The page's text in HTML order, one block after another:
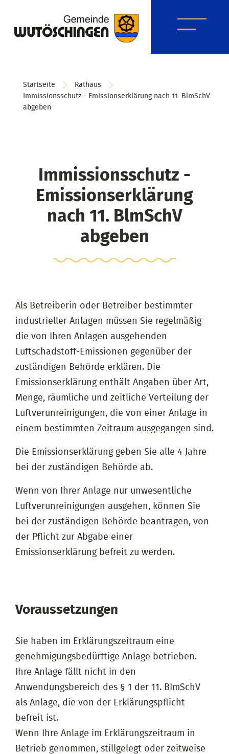
Startseite
Rathaus
Immissionsschutz - Emissionserklärung nach 11. BlmSchV
abgeben
Immissionsschutz -
Emissionserklärung
nach 11. BlmSchV
abgeben
Als Betreiberin oder Betreiber bestimmter
industrieller Anlagen müssen Sie regelmäßig
die von Ihren Anlagen ausgehenden
Luftschadstoff-Emissionen gegenüber der
zuständigen Behörde erklären. Die
Emissionserklärung enthält Angaben über Art,
Menge, räumliche und zeitliche Verteilung der
Luftverunreinigungen, die von einer Anlage in
einem bestimmten Zeitraum ausgegangen sind.
Die Emissionserklärung geben Sie alle 4 Jahre
bei der zuständigen Behörde ab.
Wenn von Ihrer Anlage nur unwesentliche
Luftverunreinigungen ausgehen, können Sie
bei der zuständigen Behörde beantragen, von
der Pflicht zur Abgabe einer
Emissionserklärung befreit zu werden.
Voraussetzungen
Sie haben im Erklärungszeitraum eine
genehmigungsbedürftige Anlage betrieben.
Ihre Anlage fällt nicht in den
Anwendungsbereich des § 1 der 11. BImSchV
als Anlage, die von der Erklärungspflicht
befreit ist.
Wenn Ihre Anlage im Erklärungszeitraum in
Betrieb genommen, stillgelegt oder zeitweise